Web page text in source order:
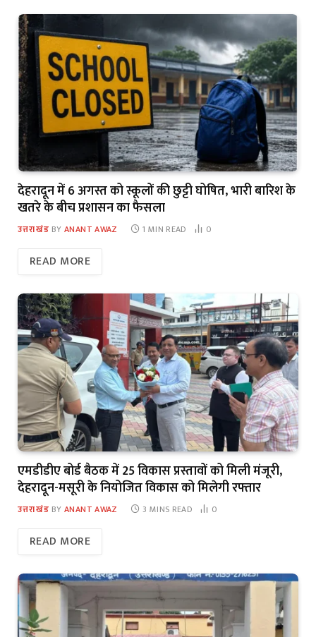
देहरादून में 6 अगस्त को स्कूलों की छुट्टी घोषित, भारी बारिश के
खतरे के बीच प्रशासन का फैसला
उत्तराखंड BY ANANT AWAZ 1 MIN READ 0
READ MORE
एमडीडीए बोर्ड बैठक में 25 विकास प्रस्तावों को मिली मंजूरी,
देहरादून-मसूरी के नियोजित विकास को मिलेगी रफ्तार
उत्तराखंड BY ANANT AWAZ 3 MINS READ 0
READ MORE